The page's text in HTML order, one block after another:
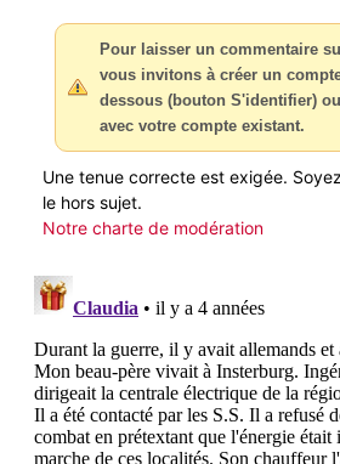
Pour laisser un commentaire
vous invitons à créer un
dessous (bouton S'identifier)
avec votre compte existant.
Une tenue correcte est exigée.
le hors sujet.
Notre charte de modération